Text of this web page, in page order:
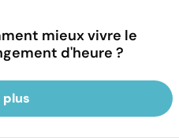
mieux vivre le
d'heure ?
plus